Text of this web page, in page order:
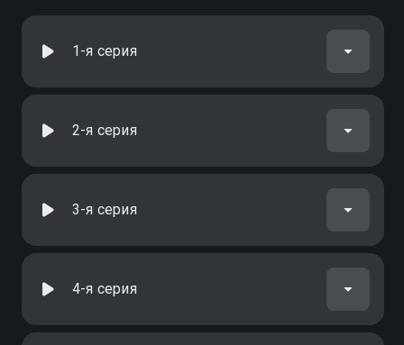
1-я серия
2-я серия
3-я серия
4-я серия